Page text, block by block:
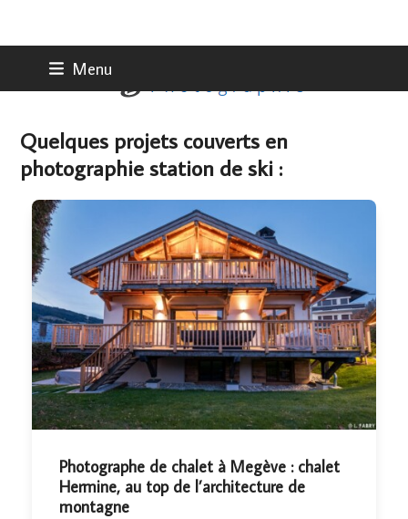
Menu
Quelques projets couverts en
photographie station de ski :
Photographe de chalet à Megève : chalet
Hermine, au top de l’architecture de
montagne